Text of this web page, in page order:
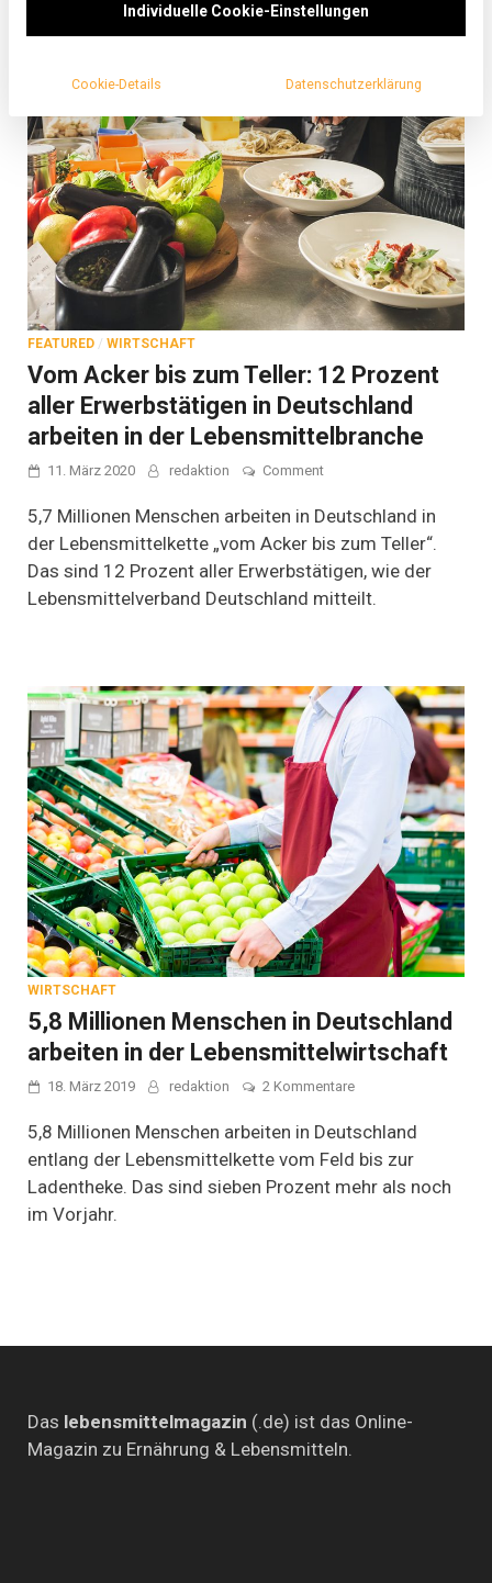
deutsche
Lebensmittelwirtschaft
Zahlen
FEATURED / WIRTSCHAFT
Vom Acker bis zum Teller: 12 Prozent
aller Erwerbstätigen in Deutschland
arbeiten in der Lebensmittelbranche
11. März 2020 redaktion Commenton
Acker
bis
zum
Teller:
Prozent
Deutschland
arbeiten
in
der
Lebensmittelbranche
5,7 Millionen Menschen arbeiten in Deutschland in
der Lebensmittelkette „vom Acker bis zum Teller“.
Das sind 12 Prozent aller Erwerbstätigen, wie der
Lebensmittelverband Deutschland mitteilt.
WIRTSCHAFT
5,8 Millionen Menschen in Deutschland
arbeiten in der Lebensmittelwirtschaft
18. März 2019 redaktion 2 Kommentarezu
Millionen
in
Deutschland
5,8 Millionen Menschen arbeiten in Deutschland
entlang der Lebensmittelkette vom Feld bis zur
Ladentheke. Das sind sieben Prozent mehr als noch
im Vorjahr.
Das lebensmittelmagazin (.de) ist das Online-
Magazin zu Ernährung & Lebensmitteln.
Individuelle Cookie-Einstellungen
Cookie-Details Datenschutzerklärung